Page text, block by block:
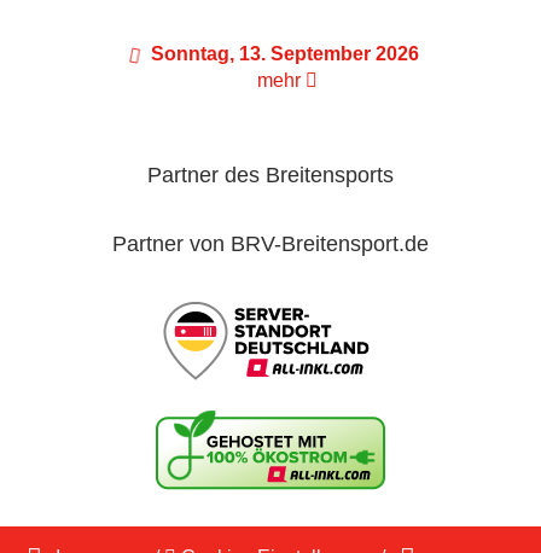
Sonntag, 13. September 2026
mehr
Partner des Breitensports
Partner von BRV-Breitensport.de